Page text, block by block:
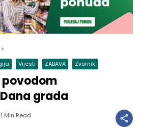
Vijesti ZABAVA Zvornik
grada
1 Min Read